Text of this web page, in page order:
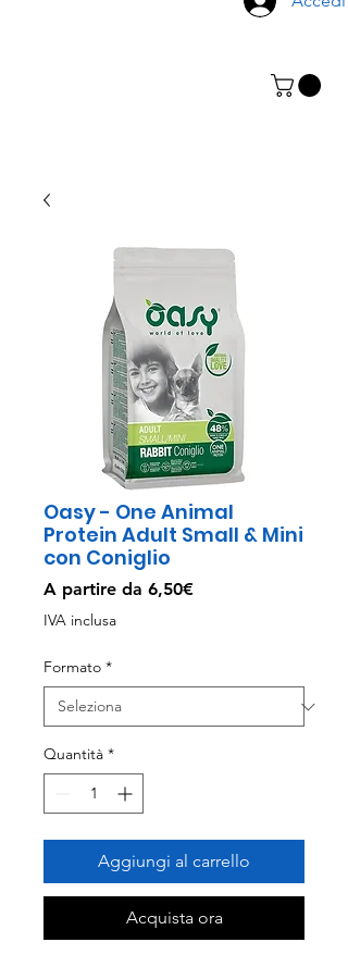
Oasy - One Animal
Protein Adult Small & Mini
con Coniglio
A partire da 6,50€Prezzo
IVA inclusa
Formato *
Quantità *
Aggiungi al carrello
Acquista ora